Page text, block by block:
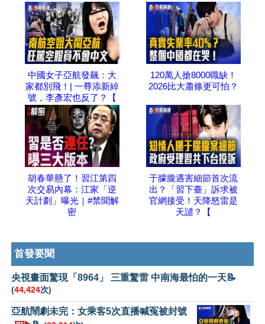
中國女子亞航發飆：大
家都別飛！| 一尊添新綽
號，李彥宏也反了？【
120萬人搶8000職缺！
2026比大蕭條更可怕？
胡春華懸了！習江第四
次交易內幕：江家「逆
天計劃」曝光｜#禁聞解
密
于朦朧遇害細節首次流
出？「習下臺」訴求被
官網接受！天降怒雷是
天譴？【
首發要聞
央視畫面驚現「8964」 三重驚雷 中南海最怕的一天📝
(44,424次)
亞航鬧劇未完：女乘客5次直播喊冤被封號